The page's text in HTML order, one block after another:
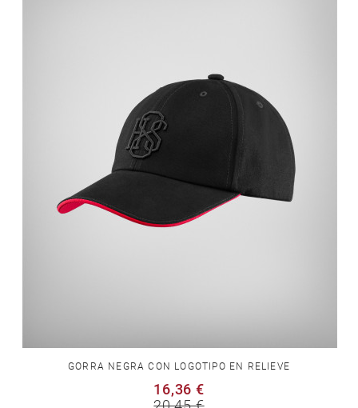
GORRA NEGRA CON LOGOTIPO EN RELIEVE
16,36 €